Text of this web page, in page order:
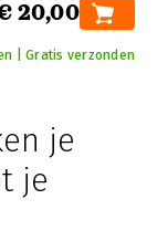
20,00
| Gratis verzonden
je
je